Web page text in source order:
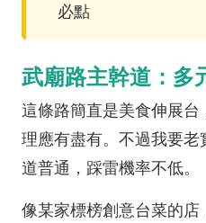
必點
武廟路主幹道：多
這條路簡直是美食伸展
理應有盡有。不過我要
道普通，踩雷機率不低。
像某家標榜創意台菜的